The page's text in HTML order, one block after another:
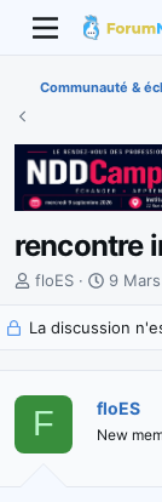
Communauté &
rencontre
I
a
t
floES
D
t
9
La discussion
F floES
New